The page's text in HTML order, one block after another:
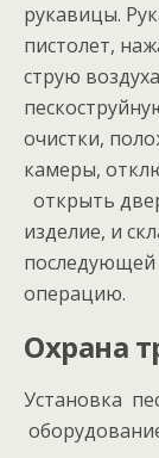
рукавицы.
пистолет,
струю
очистки,
камеры,
открыть
изделие, и
операцию.
Охрана
Установка